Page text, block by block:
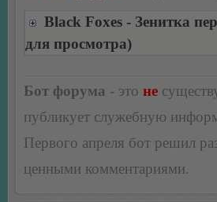
Black Foxes - Зенитка
для просмотра)
Бот форума - это не
публикует служебную
Первого апреля бот решил
ценными комментариями.